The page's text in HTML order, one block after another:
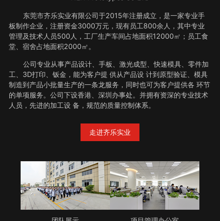
东莞市齐乐实业有限公司于2015年注册成立，是一家专业手
板制作企业，注册资金3000万元，现有员工800余人，其中专业
管理及技术人员500人，工厂生产车间占地面积12000㎡；员工食
堂、宿舍占地面积2000㎡。
公司专业从事产品设计、手板、激光成型、快速模具、零件加
工、3D打印、钣金，能为客户提 供从产品设 计到原型验证、模具
制造到产品小批量生产的一条龙服务，同时也可为客户提供各 环节
的单项服务。公司下设香港、深圳办事处。并拥有资深的专业技术
人员，先进的加工设 备，规范的质量控制体系。
走进齐乐实业